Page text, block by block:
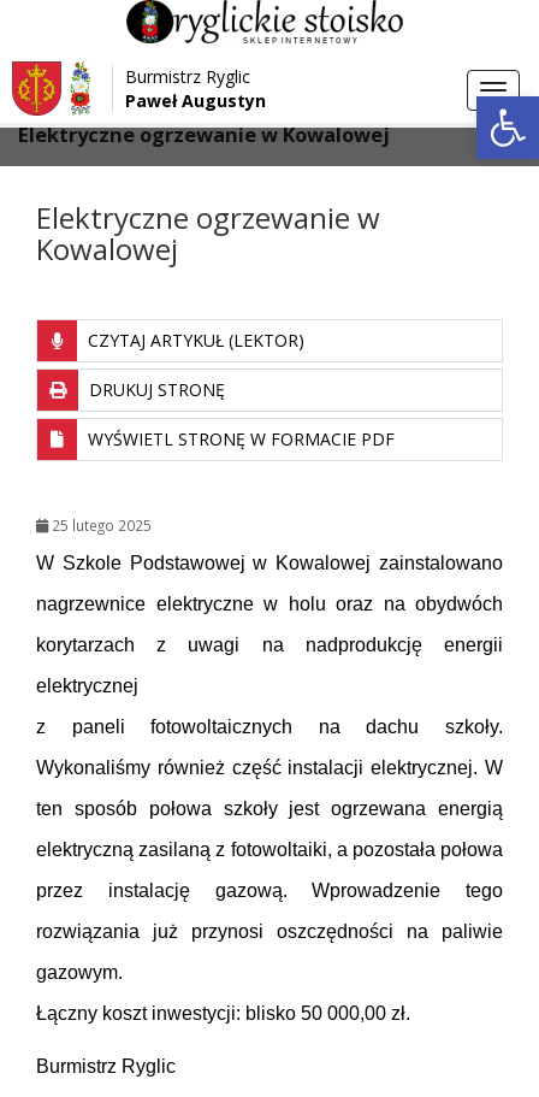
Przejdź do menu
Przejdź do głównej treści strony
Przejdź do stopki strony
Burmistrz Ryglic
Paweł Augustyn
Strona główna > Aktualności
Elektryczne ogrzewanie w Kowalowej
Elektryczne ogrzewanie w
Kowalowej
CZYTAJ ARTYKUŁ (LEKTOR)
DRUKUJ STRONĘ
WYŚWIETL STRONĘ W FORMACIE PDF
25 lutego 2025
W Szkole Podstawowej w Kowalowej zainstalowano
nagrzewnice elektryczne w holu oraz na obydwóch
korytarzach z uwagi na nadprodukcję energii
elektrycznej
z paneli fotowoltaicznych na dachu szkoły.
Wykonaliśmy również część instalacji elektrycznej. W
ten sposób połowa szkoły jest ogrzewana energią
elektryczną zasilaną z fotowoltaiki, a pozostała połowa
przez instalację gazową. Wprowadzenie tego
rozwiązania już przynosi oszczędności na paliwie
gazowym.
Łączny koszt inwestycji: blisko 50 000,00 zł.
Burmistrz Ryglic